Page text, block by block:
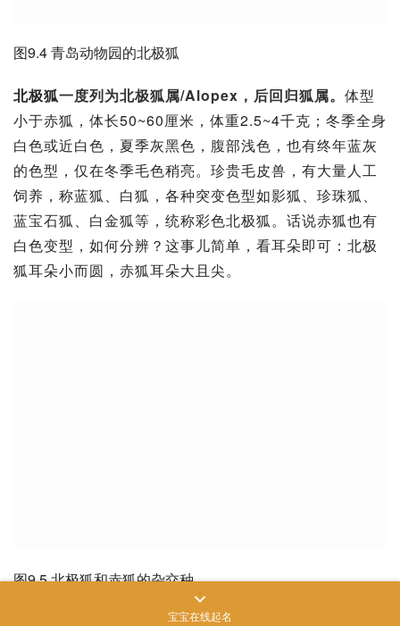
图9.4 青岛动物园的北极狐
北极狐一度列为北极狐属/Alopex，后回归狐属。 体型
小于赤狐，体长50~60厘米，体重2.5~4千克；冬季全身
白色或近白色，夏季灰黑色，腹部浅色，也有终年蓝灰
的色型，仅在冬季毛色稍亮。珍贵毛皮兽，有大量人工
饲养，称蓝狐、白狐，各种突变色型如影狐、珍珠狐、
蓝宝石狐、白金狐等，统称彩色北极狐。话说赤狐也有
白色变型，如何分辨？这事儿简单，看耳朵即可：北极
狐耳朵小而圆，赤狐耳朵大且尖。
图9.5 北极狐和赤狐的杂交种
宝宝在线起名